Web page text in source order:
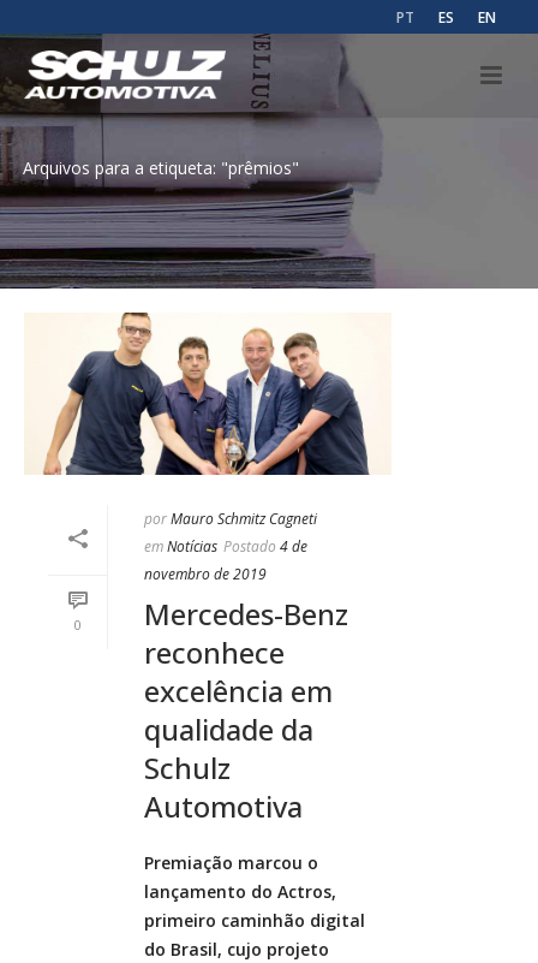
PT ES EN
Arquivos para a etiqueta: "prêmios"
0
porMauro Schmitz Cagneti
emNotícias Postado 4 de
novembro de 2019
Mercedes-Benz
reconhece
excelência em
qualidade da
Schulz
Automotiva
Premiação marcou o
lançamento do Actros,
primeiro caminhão digital
do Brasil, cujo projeto